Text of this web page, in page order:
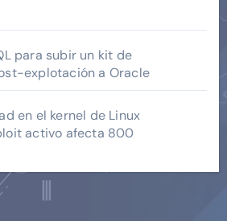
para subir un kit de
explotación a Oracle
en el kernel de Linux
activo afecta 800